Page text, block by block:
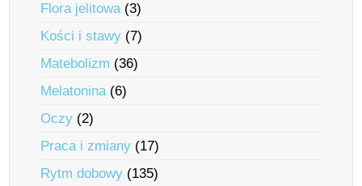
Flora jelitowa(3)
Kości i stawy (7)
Matebolizm (36)
Melatonina(6)
Oczy (2)
Praca i zmiany (17)
Rytm dobowy (135)